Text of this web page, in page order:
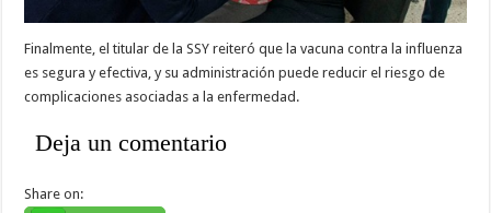
Finalmente, el titular de la SSY reiteró que la vacuna contra la influenza
es segura y efectiva, y su administración puede reducir el riesgo de
complicaciones asociadas a la enfermedad.
Deja un comentario
Share on: